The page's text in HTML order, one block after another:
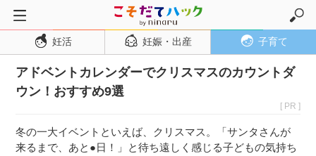
トップページ
妊活
妊娠・出産
妊娠初期
妊活 妊娠・出産 子育て
アドベントカレンダーでクリスマスのカウントダ
ウン！おすすめ9選
[ PR ]
冬の一大イベントといえば、クリスマス。「サンタさんが
来るまで、あと●日！」と待ち遠しく感じる子どもの気持ち